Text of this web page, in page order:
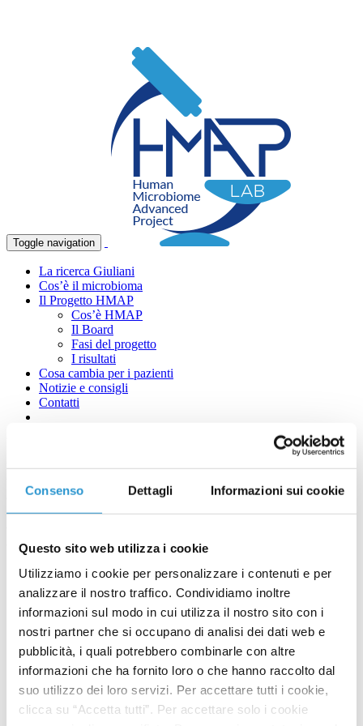
Consenso Dettagli Informazioni sui cookie
Questo sito web utilizza i cookie
Utilizziamo i cookie per personalizzare i contenuti e per
analizzare il nostro traffico. Condividiamo inoltre
informazioni sul modo in cui utilizza il nostro sito con i
nostri partner che si occupano di analisi dei dati web e
pubblicità, i quali potrebbero combinarle con altre
informazioni che ha fornito loro o che hanno raccolto dal
suo utilizzo dei loro servizi. Per accettare tutti i cookie,
clicca su “Accetta tutti”. Per accettare solo i cookie
Toggle navigation
La ricerca Giuliani
Cos’è il microbioma
Il Progetto HMAP
Cos’è HMAP
Il Board
Fasi del progetto
I risultati
Cosa cambia per i pazienti
Notizie e consigli
Contatti
Dermatologia di precisione,
terapia specifica per ogni